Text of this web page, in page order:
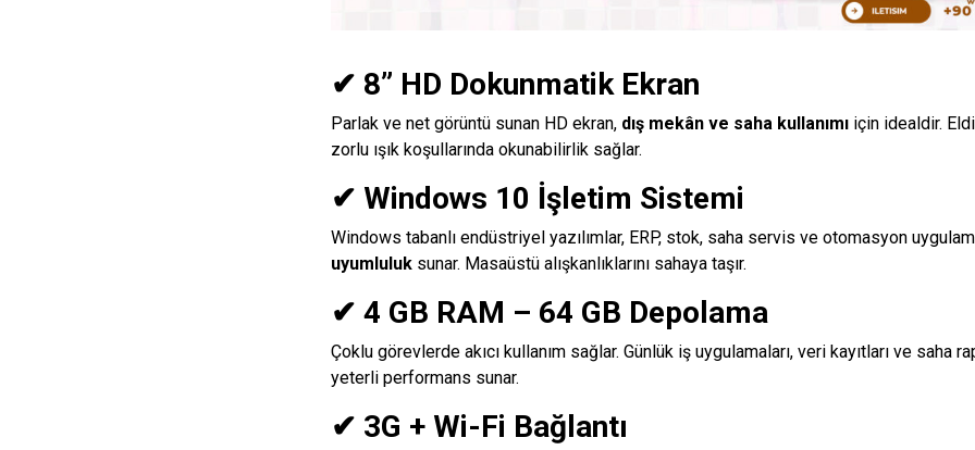
✔ 8” HD Dokunmatik Ekran
Parlak ve net görüntü sunan HD ekran, dış mekân ve saha kullanımıiçin idealdir.
zorlu ışık koşullarında okunabilirlik sağlar.
✔ Windows 10 İşletim Sistemi
Windows tabanlı endüstriyel yazılımlar, ERP, stok, saha servis ve otomasyon
uyumluluksunar. Masaüstü alışkanlıklarını sahaya taşır.
✔ 4 GB RAM – 64 GB Depolama
Çoklu görevlerde akıcı kullanım sağlar. Günlük iş uygulamaları, veri kayıtları ve saha
yeterli performans sunar.
✔ 3G + Wi-Fi Bağlantı